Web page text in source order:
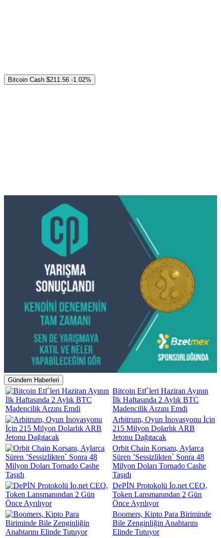
Bitcoin Cash $211.56 -1.02%
Gündem Haberleri
Bitcoin Etf`leri Haziran Ayının
İlk Haftasında 2 Aylık BTC
Madencilik Arzını Emdi
Arbitrum, Oyun İnovasyonu İçin
215 Milyon Dolarlık ARB
Jetonu Dağıtacak
Orbit Chain Korsanı, Aylarca
Süren ’Sessizlikten` Sonra 48
Milyon Doları Tornado Cashe
Taşıdı
DePİN Protokolü İo.net CEO,
Token Lansmanından 2 Gün
Önce Ayrılıyor
Boomers, Kipto Para Biriminde
Bile Zenginliğin Anahtarını
Elinde Tutuyor